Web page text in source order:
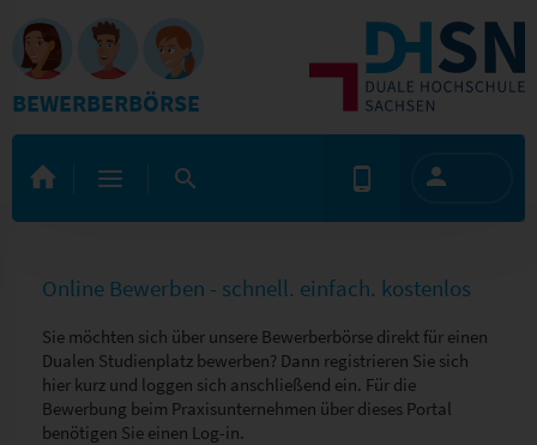
BEWERBERBÖRSE
Online Bewerben - schnell. einfach. kostenlos
Sie möchten sich über unsere Bewerberbörse direkt für einen
Dualen Studienplatz bewerben? Dann registrieren Sie sich
hier kurz und loggen sich anschließend ein. Für die
Bewerbung beim Praxisunternehmen über dieses Portal
benötigen Sie einen Log-in.